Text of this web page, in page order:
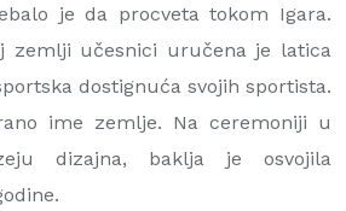
je da procveta tokom Igara.
zemlji učesnici uručena je latica
dostignuća svojih sportista.
ime zemlje. Na ceremoniji u
dizajna, baklja je osvojila